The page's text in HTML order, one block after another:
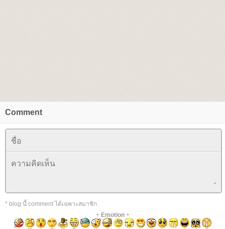
Comment
* blog นี้ comment ได้เฉพาะสมาชิก
+ Emotion+